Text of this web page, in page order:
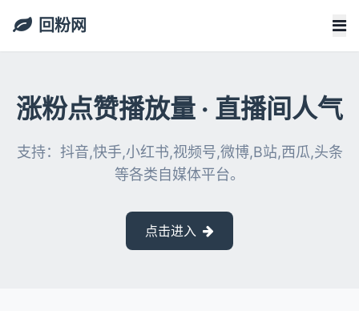
回粉网
涨粉点赞播放量 · 直播间人气
支持：抖音,快手,小红书,视频号,微博,B站,西瓜,头条
等各类自媒体平台。
点击进入